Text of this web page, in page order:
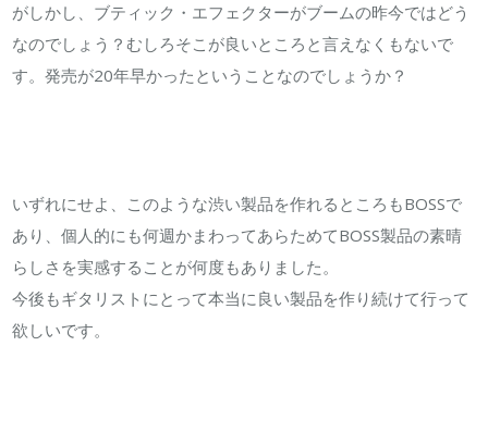
がしかし、ブティック・エフェクターがブームの昨今ではどう
なのでしょう？むしろそこが良いところと言えなくもないで
す。発売が20年早かったということなのでしょうか？
いずれにせよ、このような渋い製品を作れるところもBOSSで
あり、個人的にも何週かまわってあらためてBOSS製品の素晴
らしさを実感することが何度もありました。
今後もギタリストにとって本当に良い製品を作り続けて行って
欲しいです。